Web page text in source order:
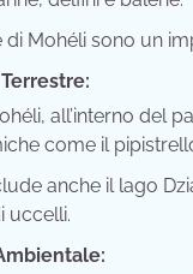
di Mohéli sono un
all’interno
come il
anche il lago
uccelli.